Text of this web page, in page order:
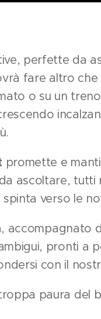
perfette da
fare altro
o su un
promette e
ascoltare, tutti
verso le
accompagnato
pronti a
con il
paura del